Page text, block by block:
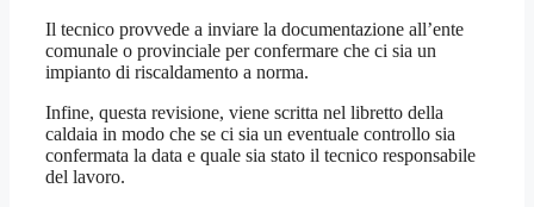
Il tecnico provvede a inviare la documentazione all’ente
comunale o provinciale per confermare che ci sia un
impianto di riscaldamento a norma.
Infine, questa revisione, viene scritta nel libretto della
caldaia in modo che se ci sia un eventuale controllo sia
confermata la data e quale sia stato il tecnico responsabile
del lavoro.